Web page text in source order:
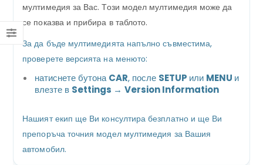
мултимедия за Вас. Този модел мултимедия може да
се показва и прибира в таблото.
За да бъде мултимедията напълно съвместима,
проверете версията на менюто:
натиснете бутонаCAR, после SETUP или MENU и
влезте в Settings → Version Information
Нашият екип ще Ви консултира безплатно и ще Ви
препоръча точния модел мултимедия за Вашия
автомобил.